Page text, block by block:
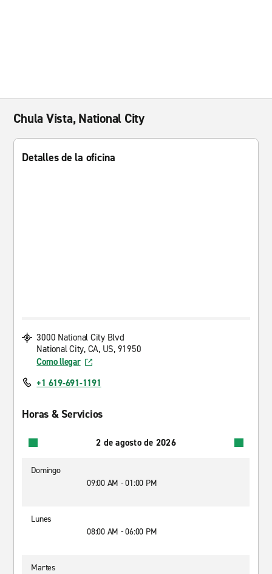
Chula Vista, National City
Detalles de la oficina
3000 National City Blvd
National City, CA, US, 91950
Como llegar
+1 619-691-1191
Horas & Servicios
2 de agosto de 2026
Domingo
09:00 AM - 01:00 PM
Lunes
08:00 AM - 06:00 PM
Martes